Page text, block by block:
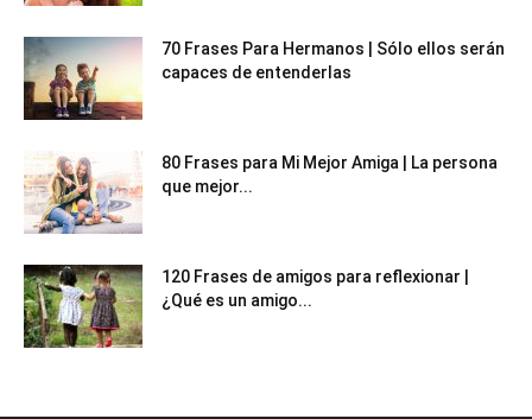
70 Frases Para Hermanos | Sólo ellos serán
capaces de entenderlas
80 Frases para Mi Mejor Amiga | La persona
que mejor...
120 Frases de amigos para reflexionar |
¿Qué es un amigo...